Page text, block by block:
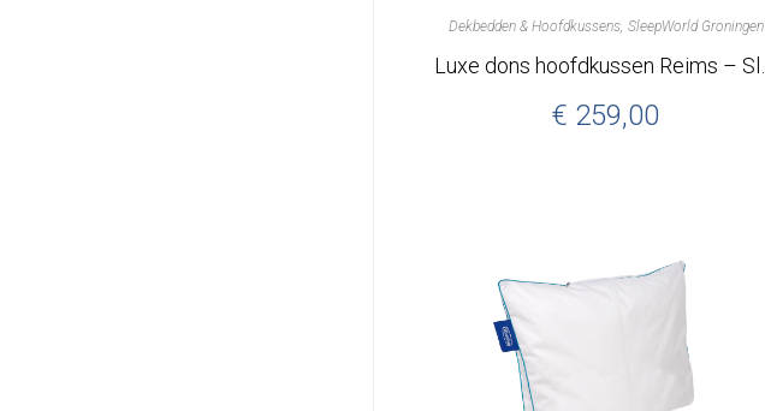
Dekbedden & Hoofdkussens SleepWorld Groningen
€ 259,00